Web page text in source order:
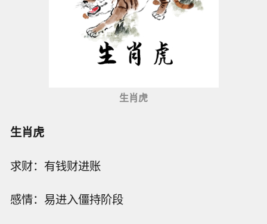
生肖虎
生肖虎
求财：有钱财进账
感情：易进入僵持阶段